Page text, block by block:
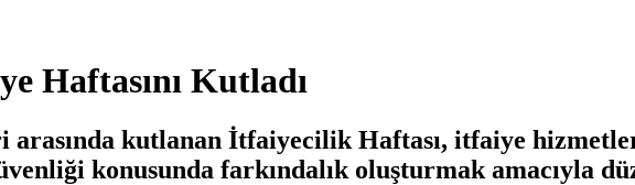
Haftasını Kutladı
kutlanan İtfaiyecilik Haftası, itfaiye
konusunda farkındalık oluşturmak amacıyla